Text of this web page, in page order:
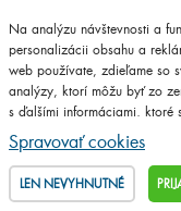
Na analýzu návštevnosti a
personalizácii obsahu a
web používate, zdieľame so
analýzy, ktorí môžu byť zo
s ďalšími informáciami, ktoré
že používate ich služby.
Spravovať cookies
LEN NEVYHNUTNÉ